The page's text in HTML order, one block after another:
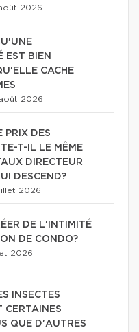
2026
EST BIEN
CACHE
2026
PRIX DES
T-IL LE MÊME
DIRECTEUR
DESCEND?
2026
DE L'INTIMITÉ
DE CONDO?
2026
INSECTES
CERTAINES
QUE D'AUTRES